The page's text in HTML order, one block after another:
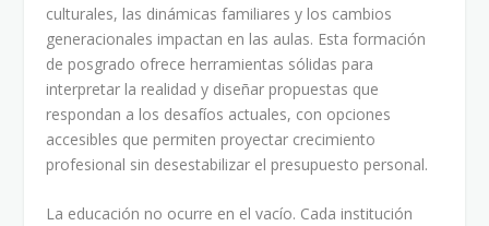
culturales, las dinámicas familiares y los cambios
generacionales impactan en las aulas. Esta formación
de posgrado ofrece herramientas sólidas para
interpretar la realidad y diseñar propuestas que
respondan a los desafíos actuales, con opciones
accesibles que permiten proyectar crecimiento
profesional sin desestabilizar el presupuesto personal.
La educación no ocurre en el vacío. Cada institución